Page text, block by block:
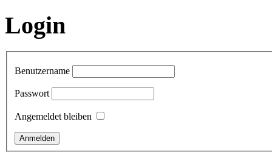
Login
Benutzername
Passwort
Angemeldet bleiben